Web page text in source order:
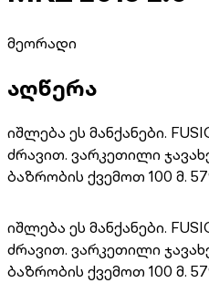
მეორადი
აღწერა
იშლება ეს მანქანები.
ძრავით. ვარკეთილი
ბაზრობის ქვემოთ 100 მ.
იშლება ეს მანქანები.
ძრავით. ვარკეთილი